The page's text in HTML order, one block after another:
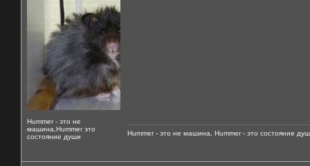
Hummer - это не
машина,Hummer это
состояние души
Hummer - это не машина, Hummer - это состояние